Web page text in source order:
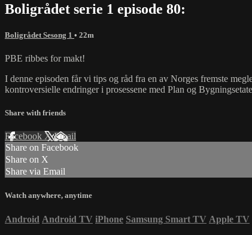
Boligrådet serie 1 episode 80:
Boligrådet Sesong 1 • 22m
PBE ribbes for makt!
I denne episoden får vi tips og råd fra en av Norges fremste
kontroversielle endringer i prosessene med Plan og
Share with friends
Facebook XEmail
Share on Facebook
Share on X
Share via Email
Watch anywhere, anytime
Android Android TV iPhone Samsung Smart TV Apple TV